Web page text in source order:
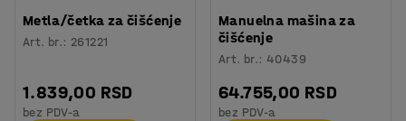
Metla/četka za čišćenje
Art. br.: 261221
1.839,00 RSD
bez PDV-a
Manuelna mašina za
čišćenje
Art. br.: 40439
64.755,00 RSD
bez PDV-a